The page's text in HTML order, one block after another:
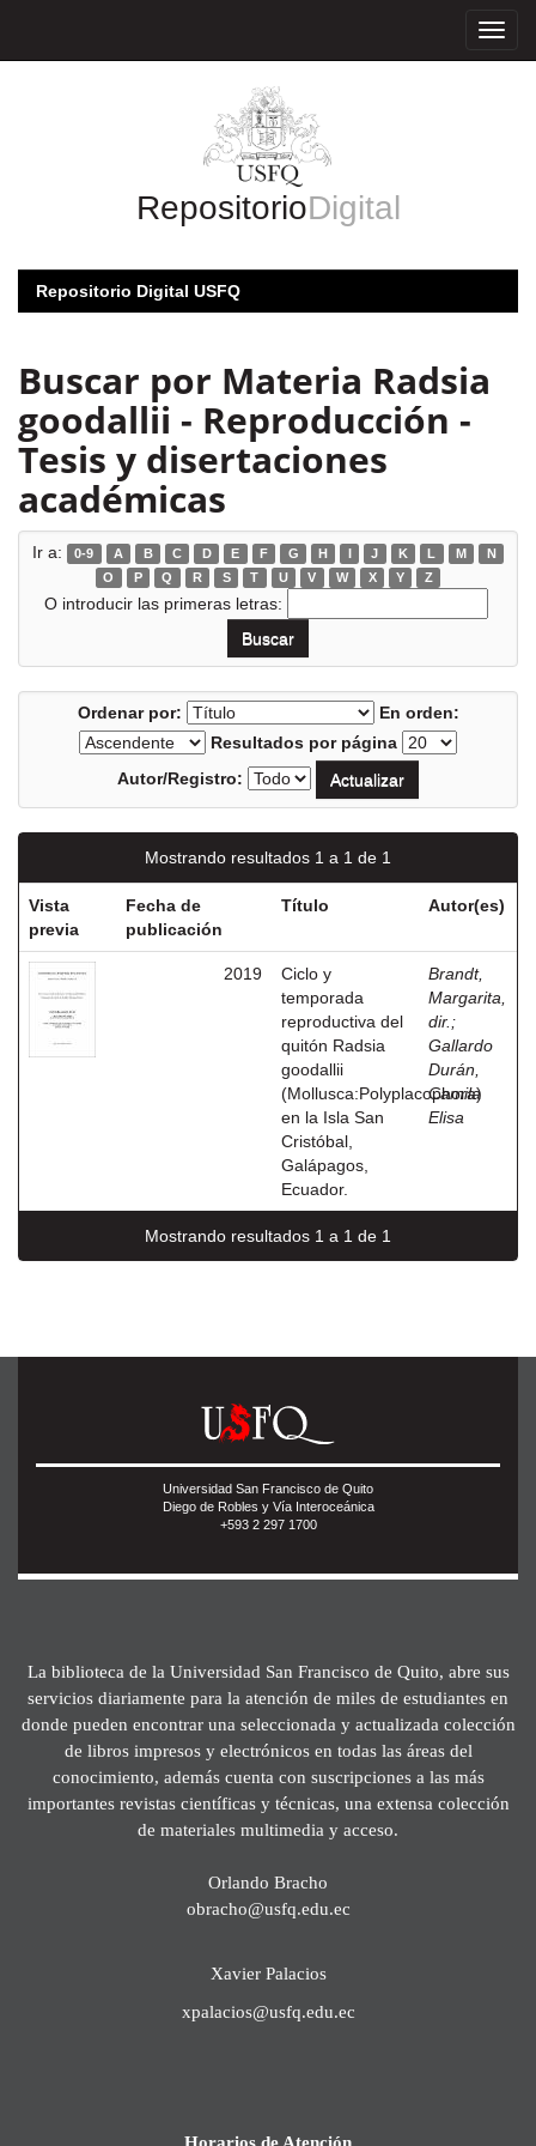
RepositorioDigital
Repositorio Digital USFQ
Buscar por Materia Radsia
goodallii - Reproducción -
Tesis y disertaciones
académicas
Ir a: 0-9 A B C D E F G H I J K L M
N
O
P Q R S T U V W X Y Z
O introducir las primeras letras:
Ordenar por:
En orden:
Resultados por página
Autor/Registro:
Mostrando resultados 1 a 1 de 1
Vista
previa
Fecha de
publicación
Título Autor(es)
2019
Ciclo y
temporada
reproductiva del
quitón Radsia
goodallii
(Mollusca:Polyplacophora)
en la Isla San
Cristóbal,
Galápagos,
Ecuador.
Brandt,
Margarita,
dir. ;
Gallardo
Durán,
Camila
Elisa
Mostrando resultados 1 a 1 de 1
Universidad San Francisco de Quito
Diego de Robles y Vía Interoceánica
+593 2 297 1700
La biblioteca de la Universidad San Francisco de Quito, abre sus
servicios diariamente para la atención de miles de estudiantes en
donde pueden encontrar una seleccionada y actualizada colección
de libros impresos y electrónicos en todas las áreas del
conocimiento, además cuenta con suscripciones a las más
importantes revistas científicas y técnicas, una extensa colección
de materiales multimedia y acceso.
Orlando Bracho
obracho@usfq.edu.ec
Xavier Palacios
xpalacios@usfq.edu.ec
Horarios de Atención